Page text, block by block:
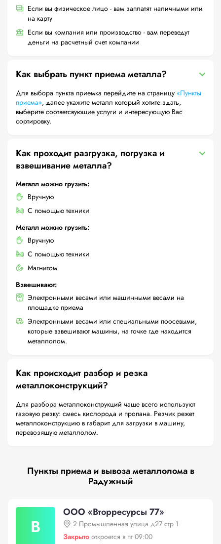
Если вы физическое лицо - вам заплатят наличными или
на карту
Если вы компания или производство - вам переведут
деньги на расчетный счет компании
Как выбрать пункт приема металла?
Для выбора пункта приемка перейдите на страницу «Пункты
приема», далее укажите металл который хотите здать,
выберите соответсвующие услуги и интересующую Вас
сортировку.
Как проходит разгрузка, погрузка и
взвешивание металла?
Металл можно грузить:
Вручную
С помощью техники
Металл можно грузить:
Вручную
С помощью техники
Магнитом
Взвешивают:
Электронными весами или машинными весами на
площадке приема
Электронными весами или специальными поосевыми,
которые взвешивают машины, на точке где находится
металлолом.
Как происходит разбор и резка
металлоконструкций?
Для разбора металлоконструкций чаще всего используют
газовую резку: смесь кислорода и пропана. Резчик режет
металлоконструкцию в габарит для загрузки в машину,
перевозящую металлолом.
Пункты приема и вывоза металлолома в
Радужный
В
ООО «Вторресурсы 77»
2 Промышленная улица д27 стр 1
Закрыто откроется в пт 09:00